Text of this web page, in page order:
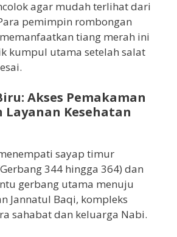
agar mudah terlihat dari
pemimpin rombongan
tiang merah ini
kumpul utama setelah salat
Akses Pemakaman
Layanan Kesehatan
sayap timur
344 hingga 364) dan
gerbang utama menuju
Jannatul Baqi, kompleks
sahabat dan keluarga Nabi.